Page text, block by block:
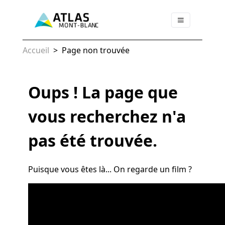
Accueil > Page non trouvée
Oups ! La page que
vous recherchez n'a
pas été trouvée.
Puisque vous êtes là... On regarde un film ?